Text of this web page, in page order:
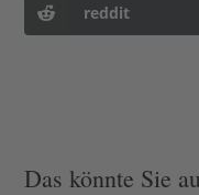
reddit
Das könnte Sie